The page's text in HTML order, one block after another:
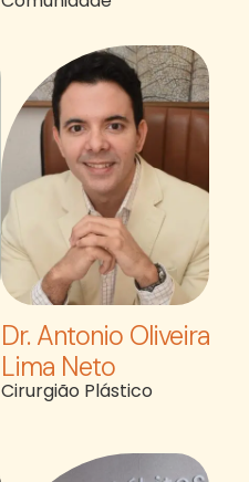
Dr. Antonio Oliveira
Lima Neto
Cirurgião Plástico